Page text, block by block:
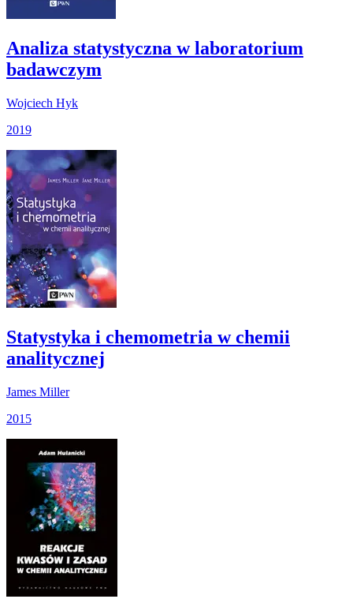
Analiza statystyczna w laboratorium
badawczym
Wojciech Hyk
2019
Statystyka i chemometria w chemii
analitycznej
James Miller
2015